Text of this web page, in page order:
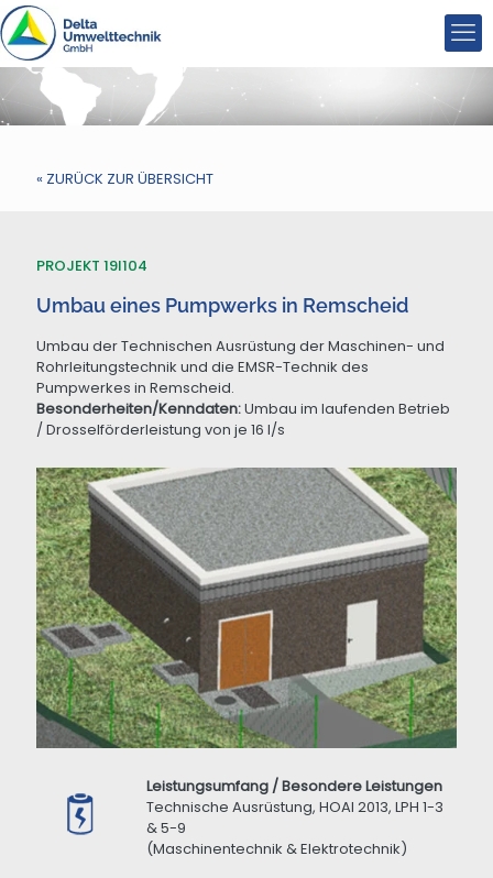
« ZURÜCK ZUR ÜBERSICHT
PROJEKT 19I104
Umbau eines Pumpwerks in Remscheid
Umbau der Technischen Ausrüstung der Maschinen- und
Rohrleitungstechnik und die EMSR-Technik des
Pumpwerkes in Remscheid.
Besonderheiten/Kenndaten:Umbau im laufenden Betrieb
/ Drosselförderleistung von je 16 l/s
Leistungsumfang / Besondere Leistungen
Technische Ausrüstung, HOAI 2013, LPH 1-3
& 5-9
(Maschinentechnik & Elektrotechnik)